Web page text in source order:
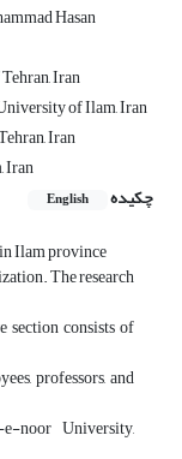
Hasan
Iran
of Ilam, Iran
Iran
Iran
چکیده
English
Ilam province
The research
section consists of
professors, and
noor University,